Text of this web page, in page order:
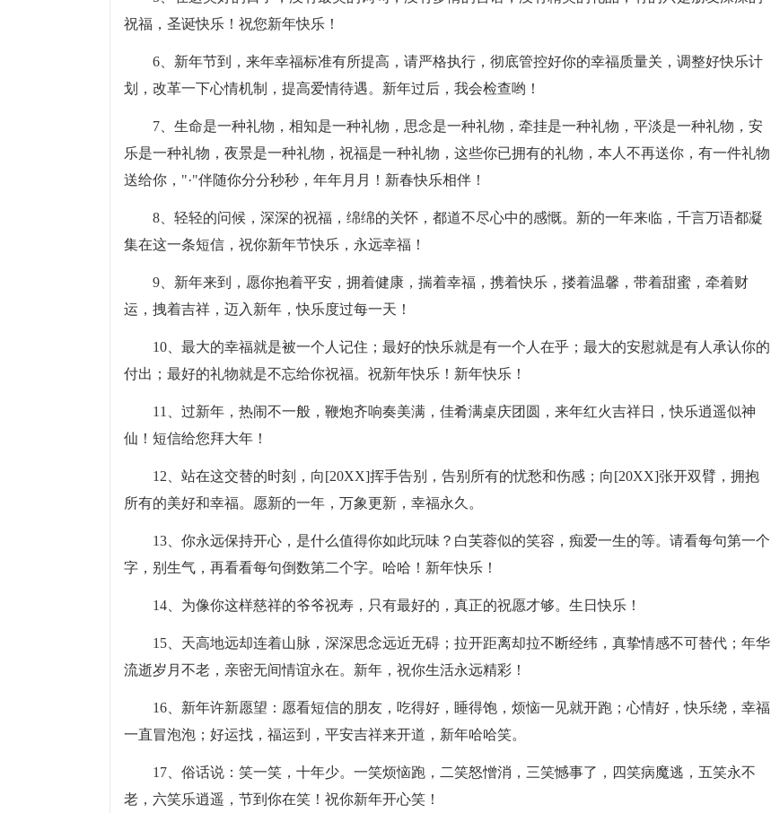
祝福，圣诞快乐！祝您新年快乐！
6、新年节到，来年幸福标准有所提高，请严格执行，彻底管控好你的幸福质量关，调整好快乐计
划，改革一下心情机制，提高爱情待遇。新年过后，我会检查哟！
7、生命是一种礼物，相知是一种礼物，思念是一种礼物，牵挂是一种礼物，平淡是一种礼物，安
乐是一种礼物，夜景是一种礼物，祝福是一种礼物，这些你已拥有的礼物，本人不再送你，有一件礼物
送给你，"·"伴随你分分秒秒，年年月月！新春快乐相伴！
8、轻轻的问候，深深的祝福，绵绵的关怀，都道不尽心中的感慨。新的一年来临，千言万语都凝
集在这一条短信，祝你新年节快乐，永远幸福！
9、新年来到，愿你抱着平安，拥着健康，揣着幸福，携着快乐，搂着温馨，带着甜蜜，牵着财
运，拽着吉祥，迈入新年，快乐度过每一天！
10、最大的幸福就是被一个人记住；最好的快乐就是有一个人在乎；最大的安慰就是有人承认你的
付出；最好的礼物就是不忘给你祝福。祝新年快乐！新年快乐！
11、过新年，热闹不一般，鞭炮齐响奏美满，佳肴满桌庆团圆，来年红火吉祥日，快乐逍遥似神
仙！短信给您拜大年！
12、站在这交替的时刻，向[20XX]挥手告别，告别所有的忧愁和伤感；向[20XX]张开双臂，拥抱
所有的美好和幸福。愿新的一年，万象更新，幸福永久。
13、你永远保持开心，是什么值得你如此玩味？白芙蓉似的笑容，痴爱一生的等。请看每句第一个
字，别生气，再看看每句倒数第二个字。哈哈！新年快乐！
14、为像你这样慈祥的爷爷祝寿，只有最好的，真正的祝愿才够。生日快乐！
15、天高地远却连着山脉，深深思念远近无碍；拉开距离却拉不断经纬，真挚情感不可替代；年华
流逝岁月不老，亲密无间情谊永在。新年，祝你生活永远精彩！
16、新年许新愿望：愿看短信的朋友，吃得好，睡得饱，烦恼一见就开跑；心情好，快乐绕，幸福
一直冒泡泡；好运找，福运到，平安吉祥来开道，新年哈哈笑。
17、俗话说：笑一笑，十年少。一笑烦恼跑，二笑怒憎消，三笑憾事了，四笑病魔逃，五笑永不
老，六笑乐逍遥，节到你在笑！祝你新年开心笑！